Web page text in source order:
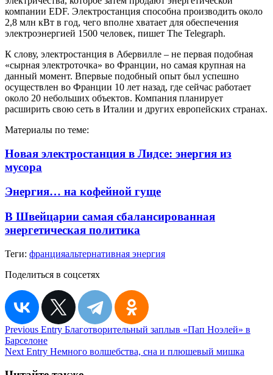
компании EDF. Электростанция способна производить около
2,8 млн кВт в год, чего вполне хватает для обеспечения
электроэнергией 1500 человек, пишет The Telegraph.
К слову, электростанция в Абервилле – не первая подобная
«сырная электроточка» во Франции, но самая крупная на
данный момент. Впервые подобный опыт был успешно
осуществлен во Франции 10 лет назад, где сейчас работает
около 20 небольших объектов. Компания планирует
расширить свою сеть в Италии и других европейских странах.
Материалы по теме:
Новая электростанция в Лидсе: энергия из
мусора
Энергия… на кофейной гуще
В Швейцарии самая сбалансированная
энергетическая политика
Теги: францияальтернативная энергия
Поделиться в соцсетях
Навигация
по
Previous Entry Благотворительный заплыв «Пап Ноэлей» в
Барселоне
Next Entry Немного волшебства, сна и плюшевый мишка